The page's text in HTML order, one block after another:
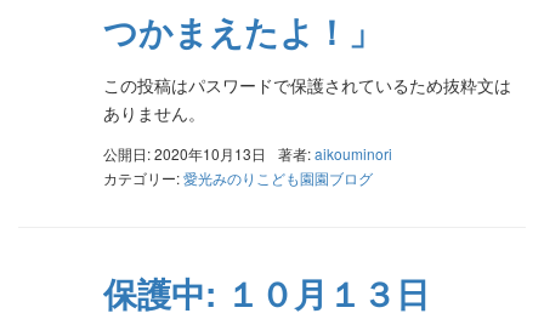
つかまえたよ！」
この投稿はパスワードで保護されているため抜粋文は
ありません。
公開日: 2020年10月13日 著者:aikouminori
カテゴリー:愛光みのりこども園園ブログ
保護中: １０月１３日